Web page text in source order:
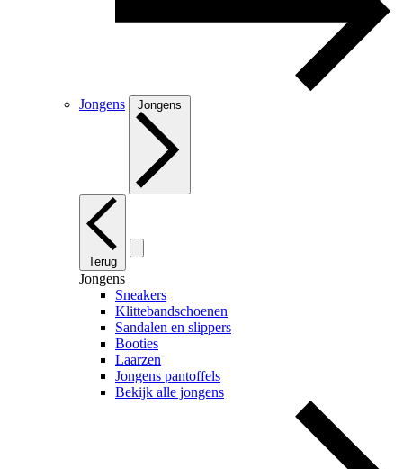
Jongens Jongens
Terug
Jongens
Sneakers
Klittebandschoenen
Sandalen en slippers
Booties
Laarzen
Jongens pantoffels
Bekijk alle jongens